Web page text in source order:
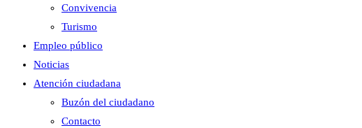
Convivencia
Turismo
Empleo público
Noticias
Atención ciudadana
Buzón del ciudadano
Contacto